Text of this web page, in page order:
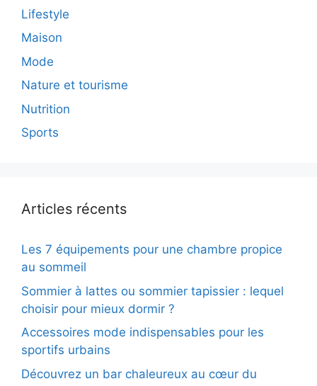
Lifestyle
Maison
Mode
Nature et tourisme
Nutrition
Sports
Articles récents
Les 7 équipements pour une chambre propice
au sommeil
Sommier à lattes ou sommier tapissier : lequel
choisir pour mieux dormir ?
Accessoires mode indispensables pour les
sportifs urbains
Découvrez un bar chaleureux au cœur du